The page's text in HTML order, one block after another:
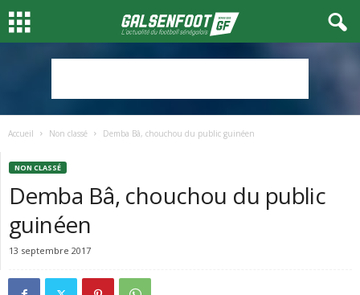
Accueil Non classé Demba Bâ, chouchou du public guinéen
NON CLASSÉ
Demba Bâ, chouchou du public
guinéen
13 septembre 2017